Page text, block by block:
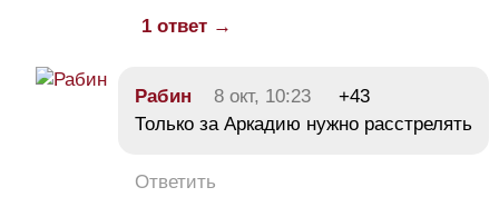
1 ответ →
Рабин 8 окт, 10:23
+43
Только за Аркадию нужно расстрелять
Ответить